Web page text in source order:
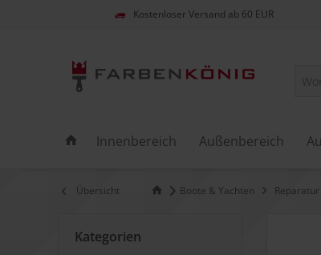
Kostenloser Versand ab 60 EUR
Innenbereich Außenbereich
Übersicht Boote & Yachten
Kategorien